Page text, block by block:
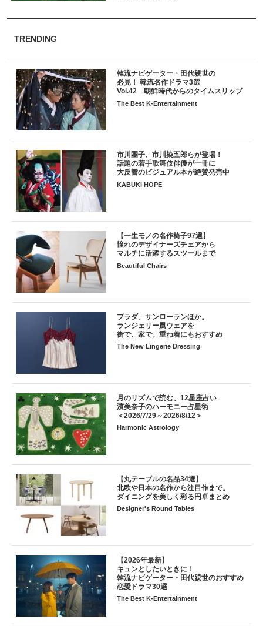
TRENDING
韓流ナビゲーター・田代親世の
必見！ 韓流名作ドラマ3選
Vol.42 朝鮮時代からのタイムスリップ
The Best K-Entertainment
市川團子、市川染五郎らが登場！
話題の若手歌舞伎俳優が一冊に
大反響のビジュアル本が絶賛発売中
KABUKI HOPE
【一生モノの名作椅子97選】
憧れのデザイナーズチェアから
マルチに活躍するスツールまで
Beautiful Chairs
プラダ、サンローランほか。
ランジェリー風ウェアを
街で、家で。重ね着にもおすすめ
The New Lingerie Dressing
月のリズムで読む、12星座占い
濱美奈子のハーモニー占星術
＜2026/7/29～2026/8/12＞
Harmonic Astrology
【丸テーブルの名品34選】
北欧や日本の名作から注目作まで。
ダイニングを美しく彩る円卓まとめ
Designer's Round Tables
【2026年最新】
キュンとしたいときに！
韓流ナビゲーター・田代親世のおすすめ
恋愛ドラマ30選
The Best K-Entertainment